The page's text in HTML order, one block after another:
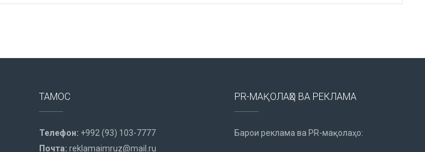
ТАМОС
Телефон: +992 (93) 103-7777
Почта: reklamaimruz@mail.ru
PR-МАҚОЛАҲО ВА РЕКЛАМА
Барои реклама ва PR-мақолаҳо: